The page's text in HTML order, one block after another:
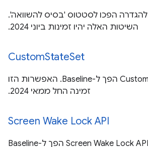
הפכו לסטטוס 'בסיס להשוואה'.
השיטות האלה יהיו זמינות ביוני 2024.
CustomStateSet
CustomStateSet הפך ל-Baseline. האפשרות הזו
זמינה החל ממאי 2024.
Screen Wake Lock API
ממשק Screen Wake Lock API הפך ל-Baseline